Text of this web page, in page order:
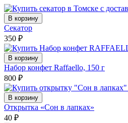
В корзину
Секатор
350 ₽
В корзину
Набор конфет Raffaello, 150 г
800 ₽
В корзину
Открытка «Сон в лапках»
40 ₽